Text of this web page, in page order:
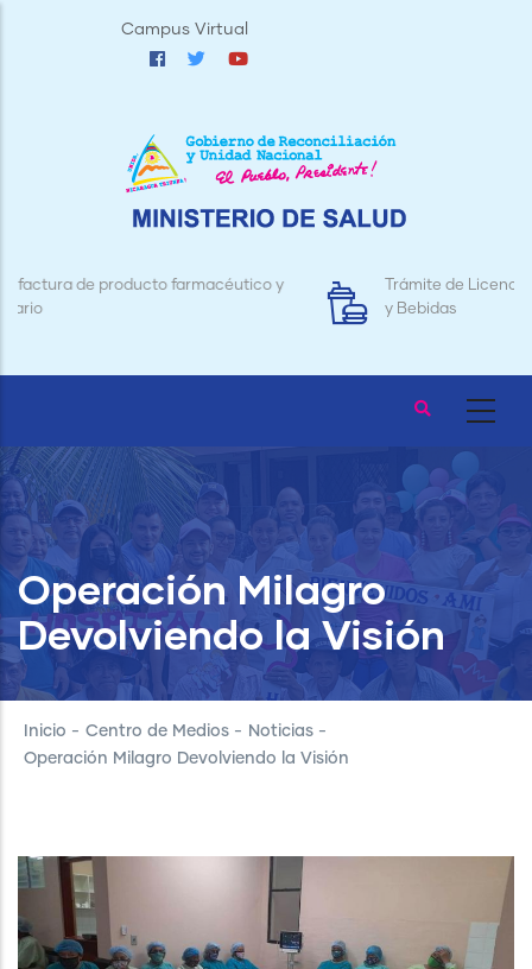
Campus Virtual
Trámite de Licencias para Establecimientos de Alimentos
Operación Milagro
Devolviendo la Visión
Inicio - Centro de Medios - Noticias -
Operación Milagro Devolviendo la Visión